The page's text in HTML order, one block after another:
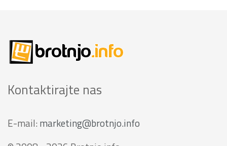
Kontaktirajte nas
E-mail: marketing@brotnjo.info